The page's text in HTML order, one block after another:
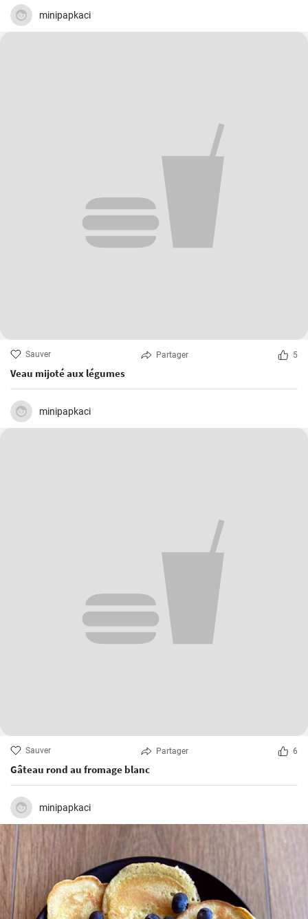
minipapkaci
Sauver Partager 5
Veau mijoté aux légumes
minipapkaci
Sauver Partager 6
Gâteau rond au fromage blanc
minipapkaci